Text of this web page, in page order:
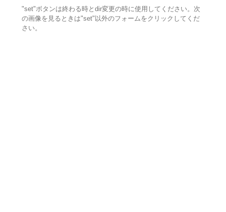
"set"ボタンは終わる時とdir変更の時に使用してください。次
の画像を見るときは"set"以外のフォームをクリックしてくだ
さい。